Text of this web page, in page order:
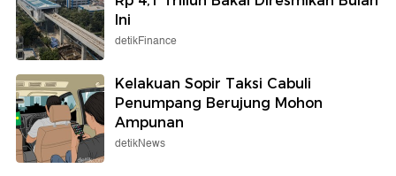
Ini
detikFinance
Kelakuan Sopir Taksi Cabuli
Penumpang Berujung Mohon
Ampunan
detikNews